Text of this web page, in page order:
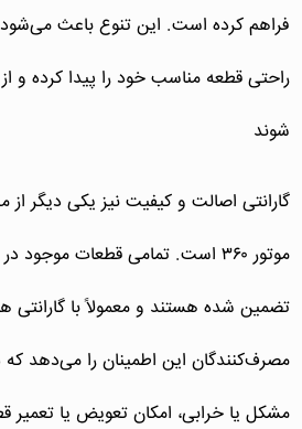
فراهم کرده است. این تنوع باعث می‌شود
راحتی قطعه مناسب خود را پیدا کرده و
شوند
گارانتی اصالت و کیفیت نیز یکی دیگر از
موتور ۳۶۰ است. تمامی قطعات
تضمین شده هستند و معمولاً با گارانتی
مصرف‌کنندگان این اطمینان را می‌دهد که
مشکل یا خرابی، امکان تعویض یا تعمیر